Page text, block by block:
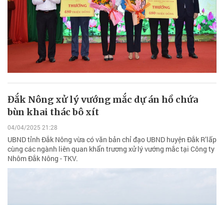
Đắk Nông xử lý vướng mắc dự án hồ chứa
bùn khai thác bô xít
04/04/2025 21:28
UBND tỉnh Đắk Nông vừa có văn bản chỉ đạo UBND huyện Đắk R’lấp
cùng các ngành liên quan khẩn trương xử lý vướng mắc tại Công ty
Nhôm Đắk Nông - TKV.